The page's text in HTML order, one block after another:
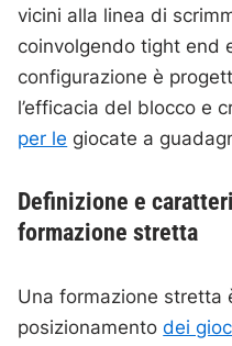
vicini alla linea di
coinvolgendo tight end
configurazione è
l’efficacia del blocco e
per le giocate a
Definizione e
formazione stretta
Una formazione stretta
posizionamentodei